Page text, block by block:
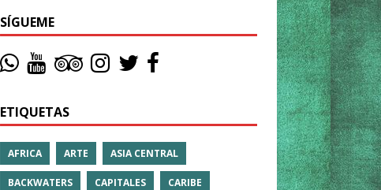
SÍGUEME
ETIQUETAS
AFRICA ARTE ASIA CENTRAL
BACKWATERS CAPITALES CARIBE